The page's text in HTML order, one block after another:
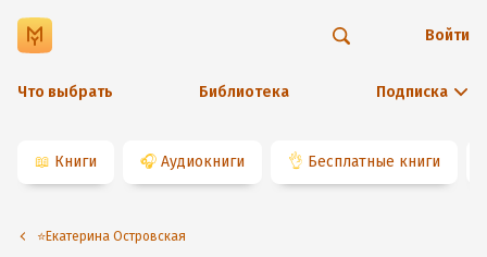
Что выбрать Библиотека Подписка
Войти
📖 Книги 🎧 Аудиокниги 👌 Бесплатные книги
⭐️Екатерина Островская